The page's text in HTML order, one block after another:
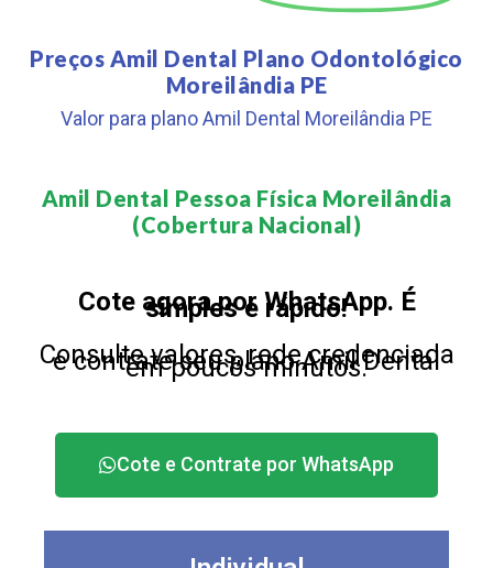
Preços Amil Dental Plano Odontológico
Moreilândia PE
Valor para plano Amil Dental Moreilândia PE
Amil Dental Pessoa Física Moreilândia
(Cobertura Nacional)​
Cote agora por WhatsApp. É
simples e rápido!
Consulte valores, rede credenciada
e contrate seu plano Amil Dental
em poucos minutos.
Cote e Contrate por WhatsApp